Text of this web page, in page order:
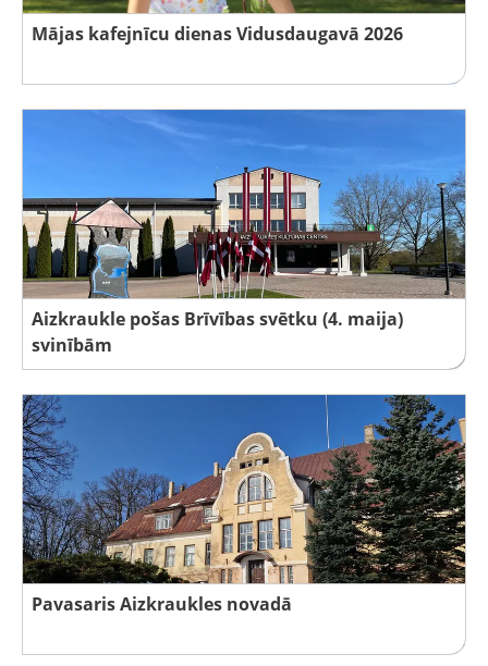
Mājas kafejnīcu dienas Vidusdaugavā 2026
Aizkraukle pošas Brīvības svētku (4. maija)
svinībām
Pavasaris Aizkraukles novadā